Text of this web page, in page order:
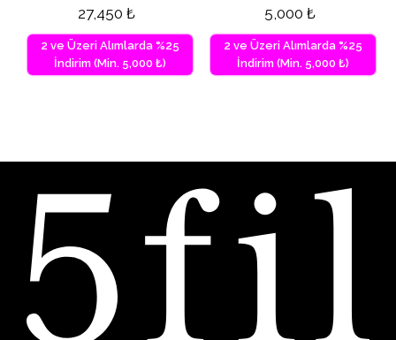
27,450 ₺
2 ve Üzeri Alımlarda %25
İndirim (Min. 5,000 ₺)
5,000 ₺
2 ve Üzeri Alımlarda %25
İndirim (Min. 5,000 ₺)